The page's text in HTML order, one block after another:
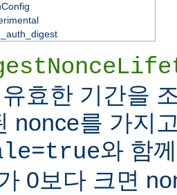
효한 기간을
nonce를 가지
와 함
0보다 크면